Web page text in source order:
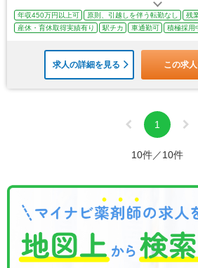
年収450万円以上可 原則、引越しを伴う転勤なし
残
産休・育休取得実績有り
駅チカ 車通勤可 積極採用
求人の詳細を見る この求
1
10件／10件